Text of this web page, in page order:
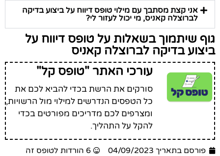
אני קצת מסתבך עם מילוי טופס דיווח על ביצוע בדיקה
לברוצלה קאניס, מי יכול לעזור לי?
גוף שיתמוך בשאלות על טופס דיווח על
ביצוע בדיקה לברוצלה קאניס
עורכי האתר "טופס קל"
סורקים את הרשת בכדי להביא לכם את
כל הטפסים הנדרשים למילוי מול הרשויות,
ומצרפים לכם מדריכים מפורטים בכדי
להקל על התהליך.
פורסם בתאריך 04/09/2023
6 הורדות לטופס זה